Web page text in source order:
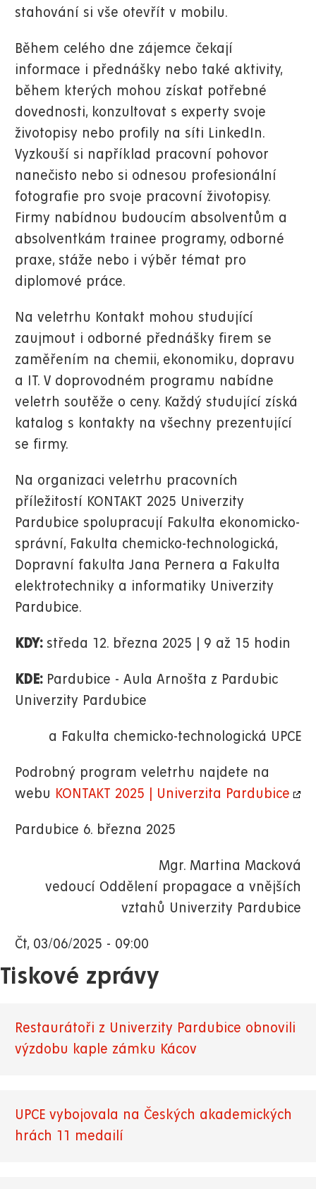
stahování si vše otevřít v mobilu.
Během celého dne zájemce čekají
informace i přednášky nebo také aktivity,
během kterých mohou získat potřebné
dovednosti, konzultovat s experty svoje
životopisy nebo profily na síti LinkedIn.
Vyzkouší si například pracovní pohovor
nanečisto nebo si odnesou profesionální
fotografie pro svoje pracovní životopisy.
Firmy nabídnou budoucím absolventům a
absolventkám trainee programy, odborné
praxe, stáže nebo i výběr témat pro
diplomové práce.
Na veletrhu Kontakt mohou studující
zaujmout i odborné přednášky firem se
zaměřením na chemii, ekonomiku, dopravu
a IT. V doprovodném programu nabídne
veletrh soutěže o ceny. Každý studující získá
katalog s kontakty na všechny prezentující
se firmy.
Na organizaci veletrhu pracovních
příležitostí KONTAKT 2025 Univerzity
Pardubice spolupracují Fakulta ekonomicko-
správní, Fakulta chemicko-technologická,
Dopravní fakulta Jana Pernera a Fakulta
elektrotechniky a informatiky Univerzity
Pardubice.
KDY:středa 12. března 2025 | 9 až 15 hodin
KDE:Pardubice - Aula Arnošta z Pardubic
Univerzity Pardubice
a Fakulta chemicko-technologická UPCE
Podrobný program veletrhu najdete na
webu KONTAKT 2025 | Univerzita Pardubice
Pardubice 6. března 2025
Mgr. Martina Macková
vedoucí Oddělení propagace a vnějších
vztahů Univerzity Pardubice
Čt, 03/06/2025 - 09:00
Tiskové zprávy
Restaurátoři z Univerzity Pardubice obnovili
výzdobu kaple zámku Kácov
UPCE vybojovala na Českých akademických
hrách 11 medailí